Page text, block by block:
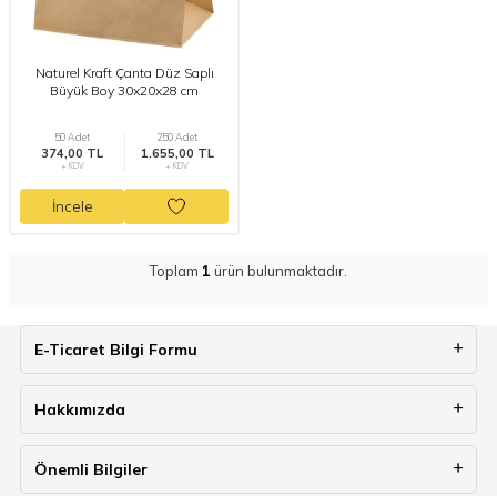
Naturel Kraft Çanta Düz Saplı
Büyük Boy 30x20x28 cm
50 Adet
374,00 TL
+ KDV
250 Adet
1.655,00 TL
+ KDV
İncele
Toplam 1 ürün bulunmaktadır.
E-Ticaret Bilgi Formu
Hakkımızda
Önemli Bilgiler